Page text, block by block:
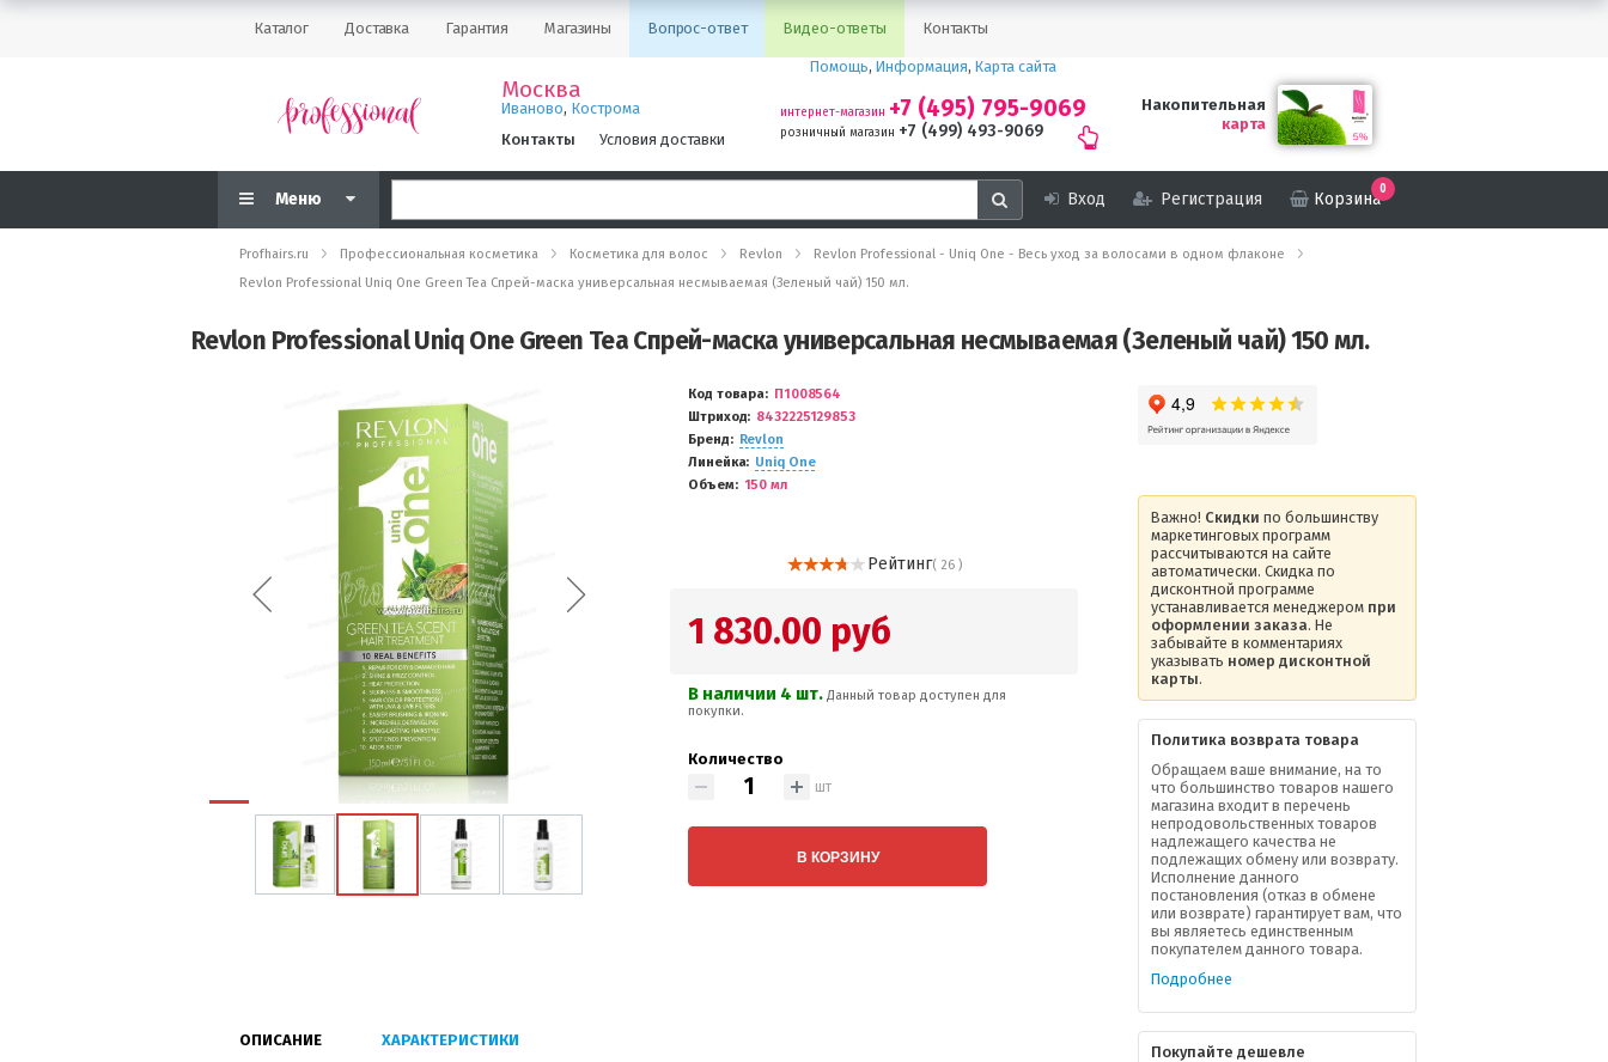
Каталог Доставка Гарантия Магазины Вопрос-ответ Видео-ответы Контакты
Москва
Иваново, Кострома
Контакты
Условия доставки
Помощь, Информация, Карта сайта
интернет-магазин +7 (495) 795-9069
розничный магазин +7 (499) 493-9069
Накопительная
карта
Меню Вход Регистрация Корзина
0
Profhairs.ru Профессиональная косметика Косметика для волос Revlon
Revlon Professional - Uniq One - Весь уход за волосами в одном флаконе
Revlon Professional Uniq One Green Tea Спрей-маска универсальная несмываемая (Зеленый чай) 150 мл.
Revlon Professional Uniq One Green Tea Спрей-маска универсальная несмываемая (Зеленый чай) 150 мл.
Код товара
П1008564
Штриход
8432225129853
Бренд
Revlon
Линейка
Uniq One
Объем
150 мл
Рейтинг( 26 )
1 830.00 руб
В наличии 4 шт.Данный товар доступен для
покупки.
Количество
шт
В КОРЗИНУ
ОПИСАНИЕ ХАРАКТЕРИСТИКИ
Важно! Скидки по большинству
маркетинговых программ
рассчитываются на сайте
автоматически. Скидка по
дисконтной программе
устанавливается менеджером при
оформлении заказа. Не
забывайте в комментариях
указывать номер дисконтной
карты.
Политика возврата товара
Обращаем ваше внимание, на то
что большинство товаров нашего
магазина входит в перечень
непродовольственных товаров
надлежащего качества не
подлежащих обмену или возврату.
Исполнение данного
постановления (отказ в обмене
или возврате) гарантирует вам, что
вы являетесь единственным
покупателем данного товара.
Подробнее
Покупайте дешевле